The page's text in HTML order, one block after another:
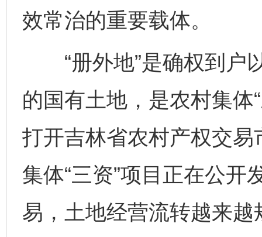
效常治的重要载体。
“册外地”是确权到户
的国有土地，是农村集体
打开吉林省农村产权交易
集体“三资”项目正在公
易，土地经营流转越来